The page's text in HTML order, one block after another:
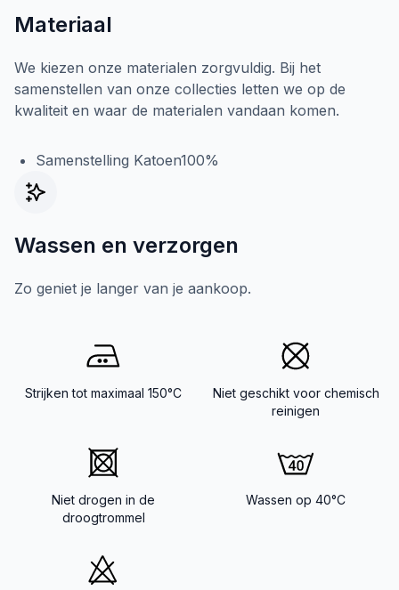
Materiaal
We kiezen onze materialen zorgvuldig. Bij het
samenstellen van onze collecties letten we op de
kwaliteit en waar de materialen vandaan komen.
Samenstelling Katoen100%
Wassen en verzorgen
Zo geniet je langer van je aankoop.
Strijken tot maximaal 150°C
Niet geschikt voor chemisch
reinigen
Niet drogen in de
droogtrommel
Wassen op 40°C